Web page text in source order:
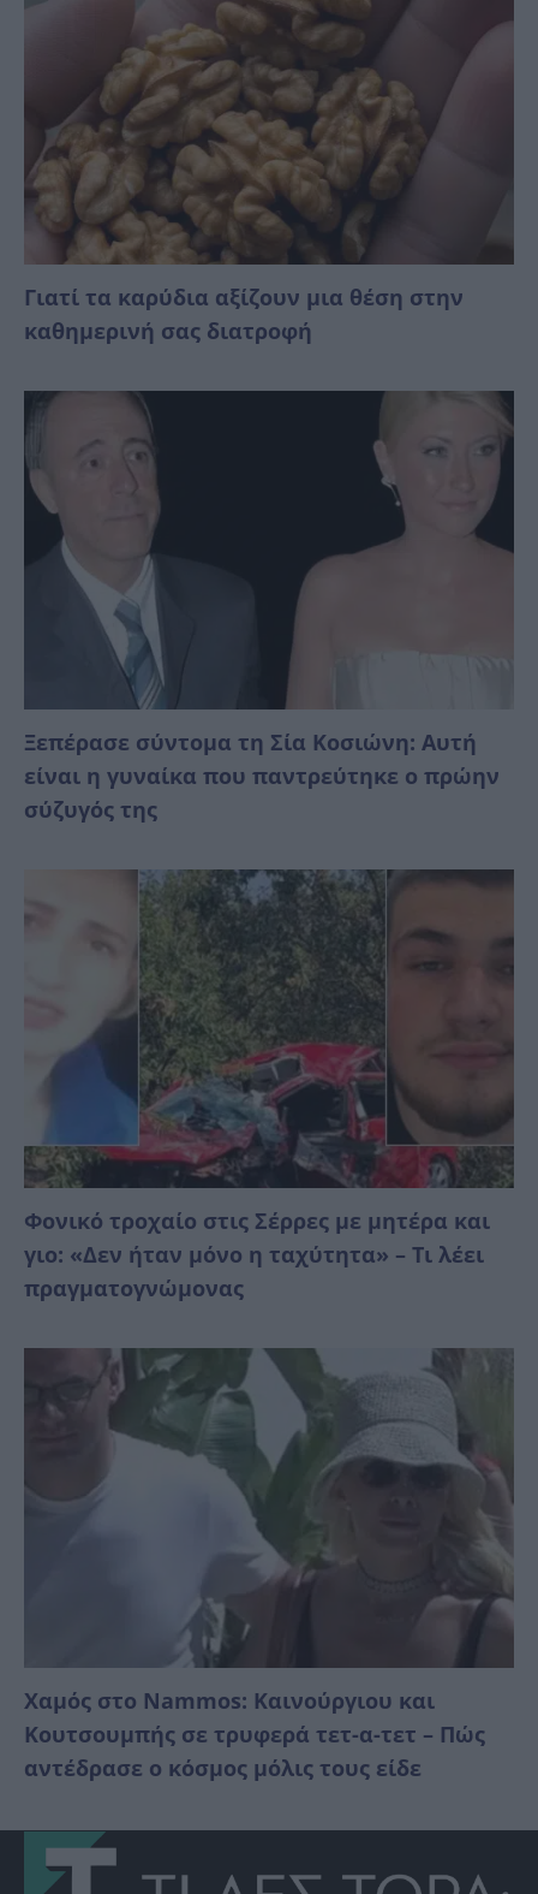
Γιατί τα καρύδια αξίζουν μια θέση στην
καθημερινή σας διατροφή
Ξεπέρασε σύντομα τη Σία Κοσιώνη: Αυτή
είναι η γυναίκα που παντρεύτηκε ο πρώην
σύζυγός της
Φονικό τροχαίο στις Σέρρες με μητέρα και
γιο: «Δεν ήταν μόνο η ταχύτητα» – Τι λέει
πραγματογνώμονας
Χαμός στο Nammos: Καινούργιου και
Κουτσουμπής σε τρυφερά τετ-α-τετ – Πώς
αντέδρασε ο κόσμος μόλις τους είδε